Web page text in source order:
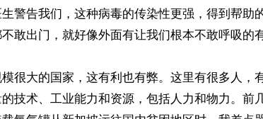
警告我们，这种病毒的传染性更强，得到帮助
敢出门，就好像外面有让我们根本不敢呼吸的
很大的国家，这有利也有弊。这里有很多人，
技术、工业能力和资源，包括人力和物力。前